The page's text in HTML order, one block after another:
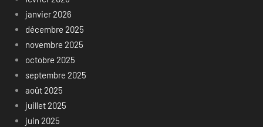
janvier 2026
décembre 2025
novembre 2025
octobre 2025
septembre 2025
août 2025
juillet 2025
juin 2025